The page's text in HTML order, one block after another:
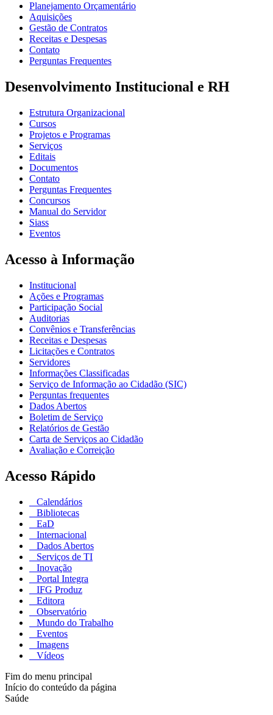
Planejamento Orçamentário
Aquisições
Gestão de Contratos
Receitas e Despesas
Contato
Perguntas Frequentes
Desenvolvimento Institucional e RH
Estrutura Organizacional
Cursos
Projetos e Programas
Serviços
Editais
Documentos
Contato
Perguntas Frequentes
Concursos
Manual do Servidor
Siass
Eventos
Acesso à Informação
Institucional
Ações e Programas
Participação Social
Auditorias
Convênios e Transferências
Receitas e Despesas
Licitações e Contratos
Servidores
Informações Classificadas
Serviço de Informação ao Cidadão (SIC)
Perguntas frequentes
Dados Abertos
Boletim de Serviço
Relatórios de Gestão
Carta de Serviços ao Cidadão
Avaliação e Correição
Acesso Rápido
Calendários
Bibliotecas
EaD
Internacional
Dados Abertos
Serviços de TI
Inovação
Portal Integra
IFG Produz
Editora
Observatório
Mundo do Trabalho
Eventos
Imagens
Vídeos
Fim do menu principal
Início do conteúdo da página
Saúde